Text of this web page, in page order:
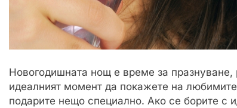
Новогодишната нощ е време за
идеалният момент да покажете на
подарите нещо специално. Ако се борите с